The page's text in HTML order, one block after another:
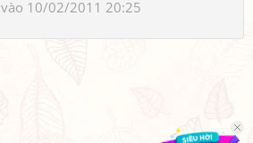
vào 10/02/2011 20:25